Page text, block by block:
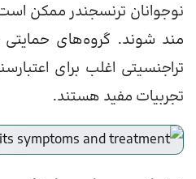
نوجوانان ترنسجندر ممکن
مند شوند. گروه‌های حمایتی
تراجنسیتی اغلب برای
تجربیات مفید هستند.